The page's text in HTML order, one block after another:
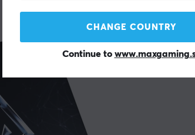
CHANGE COUNTRY
Continue to